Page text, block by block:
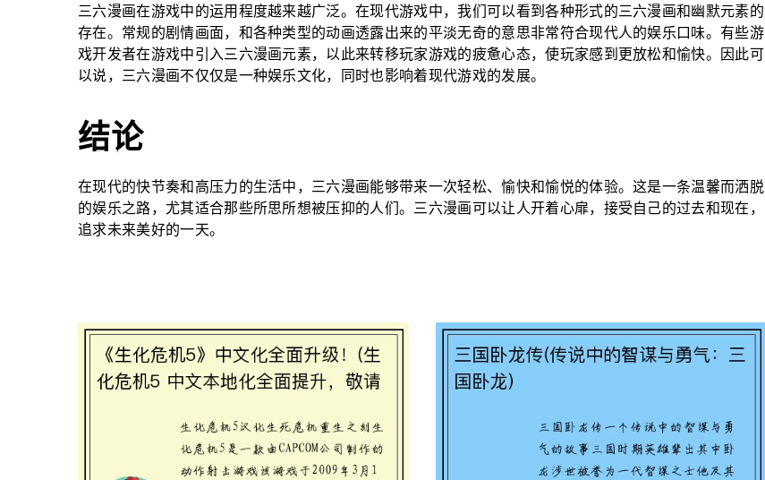
三六漫画在游戏中的运用程度越来越广泛。在现代游戏中，我们可以看到各种形式的三六漫画和幽默元素的
存在。常规的剧情画面，和各种类型的动画透露出来的平淡无奇的意思非常符合现代人的娱乐口味。有些游
戏开发者在游戏中引入三六漫画元素，以此来转移玩家游戏的疲惫心态，使玩家感到更放松和愉快。因此可
以说，三六漫画不仅仅是一种娱乐文化，同时也影响着现代游戏的发展。
结论
在现代的快节奏和高压力的生活中，三六漫画能够带来一次轻松、愉快和愉悦的体验。这是一条温馨而洒脱
的娱乐之路，尤其适合那些所思所想被压抑的人们。三六漫画可以让人开着心扉，接受自己的过去和现在，
追求未来美好的一天。